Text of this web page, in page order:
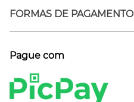
FORMAS DE PAGAMENTO
Pague com